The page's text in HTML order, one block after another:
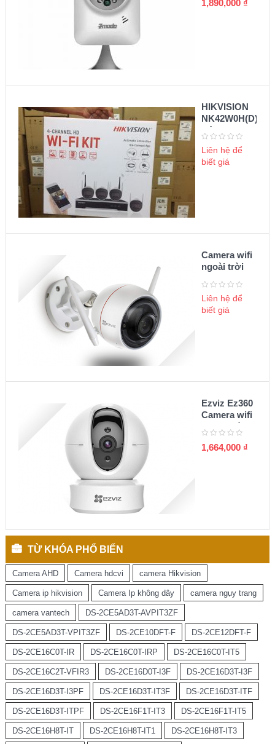
1,890,000 ₫
HIKVISION
NK42W0H(D)
Bộ KIT
camera wifi
Liên hệ để
biết giá
Camera wifi
ngoài trời
C3W
Liên hệ để
biết giá
Ezviz Ez360
Camera wifi
quay quét
360 1080P
1,664,000 ₫
TỪ KHÓA PHỔ BIẾN
Camera AHD Camera hdcvi camera Hikvision
Camera ip hikvision Camera Ip không dây camera ngụy trang
camera vantech DS-2CE5AD3T-AVPIT3ZF
DS-2CE5AD3T-VPIT3ZF DS-2CE10DFT-F DS-2CE12DFT-F
DS-2CE16C0T-IR DS-2CE16C0T-IRP DS-2CE16C0T-IT5
DS-2CE16C2T-VFIR3 DS-2CE16D0T-I3F DS-2CE16D3T-I3F
DS-2CE16D3T-I3PF DS-2CE16D3T-IT3F DS-2CE16D3T-ITF
DS-2CE16D3T-ITPF DS-2CE16F1T-IT3 DS-2CE16F1T-IT5
DS-2CE16H8T-IT DS-2CE16H8T-IT1 DS-2CE16H8T-IT3